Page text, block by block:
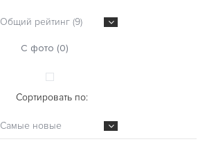
Общий рейтинг (9)
С фото (0)
Сортировать по:
Самые новые